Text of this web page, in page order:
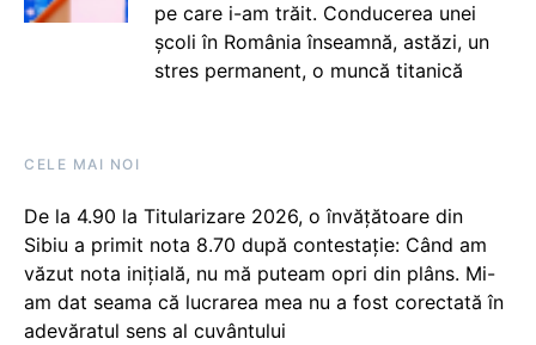
pe care i-am trăit. Conducerea unei
școli în România înseamnă, astăzi, un
stres permanent, o muncă titanică
CELE MAI NOI
De la 4.90 la Titularizare 2026, o învățătoare din
Sibiu a primit nota 8.70 după contestație: Când am
văzut nota inițială, nu mă puteam opri din plâns. Mi-
am dat seama că lucrarea mea nu a fost corectată în
adevăratul sens al cuvântului